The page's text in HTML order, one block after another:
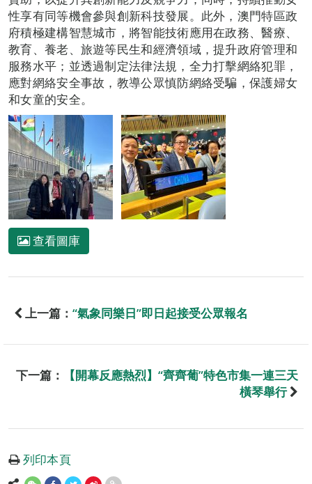
性享有同等機會參與創新科技發展。此外，澳門特區政
府積極建構智慧城市，將智能技術應用在政務、醫療、
教育、養老、旅遊等民生和經濟領域，提升政府管理和
服務水平；並透過制定法律法規，全力打擊網絡犯罪，
應對網絡安全事故，教導公眾慎防網絡受騙，保護婦女
和女童的安全。
查看圖庫
上一篇： “氣象同樂日”即日起接受公眾報名
下一篇：
【開幕反應熱烈】“齊齊葡”特色市集一連三天
橫琴舉行
列印本頁